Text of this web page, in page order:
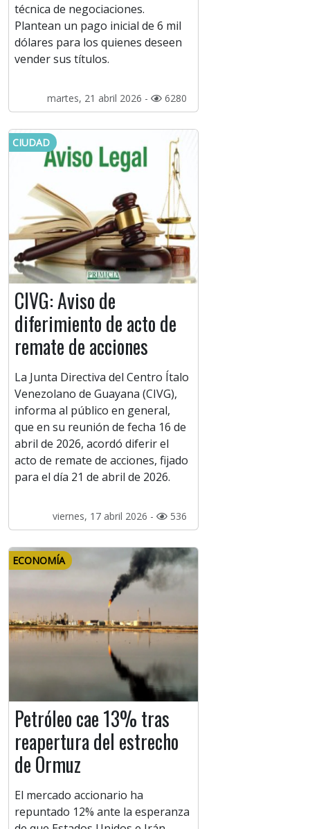
técnica de negociaciones.
Plantean un pago inicial de 6 mil
dólares para los quienes deseen
vender sus títulos.
martes, 21 abril 2026 - 6280
CIUDAD
CIVG: Aviso de
diferimiento de acto de
remate de acciones
La Junta Directiva del Centro Ítalo
Venezolano de Guayana (CIVG),
informa al público en general,
que en su reunión de fecha 16 de
abril de 2026, acordó diferir el
acto de remate de acciones, fijado
para el día 21 de abril de 2026.
viernes, 17 abril 2026 - 536
ECONOMÍA
Petróleo cae 13% tras
reapertura del estrecho
de Ormuz
El mercado accionario ha
repuntado 12% ante la esperanza